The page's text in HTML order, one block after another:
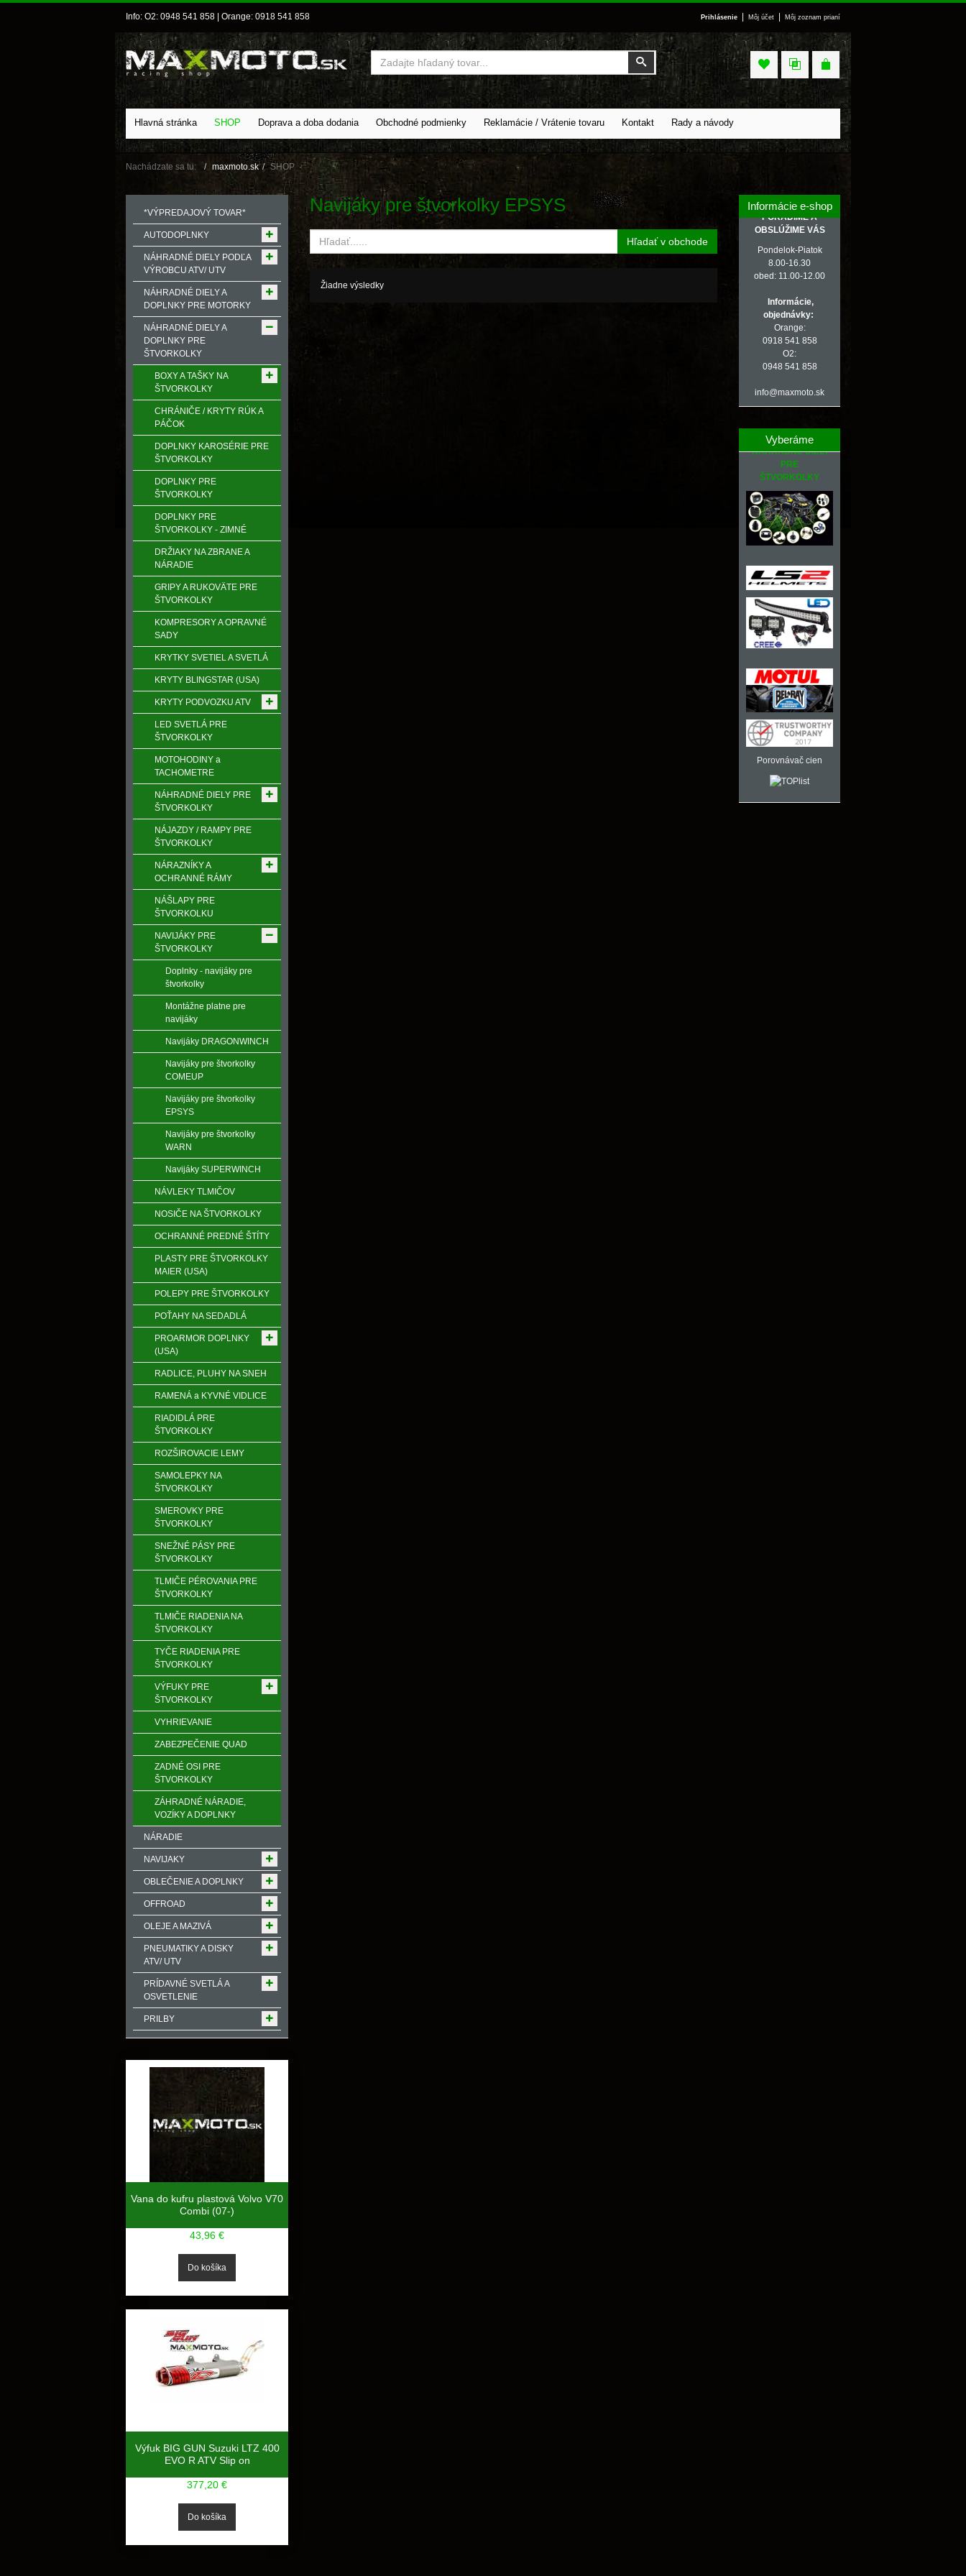
Info: O2: 0948 541 858 | Orange: 0918 541 858 Prihlásenie Môj účet Môj zoznam prianí
Vyhľadať
Vyhľadať
Hlavná stránka SHOP Doprava a doba dodania Obchodné podmienky Reklamácie / Vrátenie tovaru Kontakt Rady a návody
Nachádzate sa tu: maxmoto.sk SHOP
Navijáky pre štvorkolky EPSYS
Hľadať v obchode
Žiadne výsledky
*VÝPREDAJOVÝ TOVAR*
AUTODOPLNKY
NÁHRADNÉ DIELY PODĽA
VÝROBCU ATV/ UTV
NÁHRADNÉ DIELY A
DOPLNKY PRE MOTORKY
NÁHRADNÉ DIELY A
DOPLNKY PRE
ŠTVORKOLKY
BOXY A TAŠKY NA
ŠTVORKOLKY
CHRÁNIČE / KRYTY RÚK A
PÁČOK
DOPLNKY KAROSÉRIE PRE
ŠTVORKOLKY
DOPLNKY PRE
ŠTVORKOLKY
DOPLNKY PRE
ŠTVORKOLKY - ZIMNÉ
DRŽIAKY NA ZBRANE A
NÁRADIE
GRIPY A RUKOVӒTE PRE
ŠTVORKOLKY
KOMPRESORY A OPRAVNÉ
SADY
KRYTKY SVETIEL A SVETLÁ
KRYTY BLINGSTAR (USA)
KRYTY PODVOZKU ATV
LED SVETLÁ PRE
ŠTVORKOLKY
MOTOHODINY a
TACHOMETRE
NÁHRADNÉ DIELY PRE
ŠTVORKOLKY
NÁJAZDY / RAMPY PRE
ŠTVORKOLKY
NÁRAZNÍKY A
OCHRANNÉ RÁMY
NÁŠLAPY PRE
ŠTVORKOLKU
NAVIJÁKY PRE
ŠTVORKOLKY
Doplnky - navijáky pre
štvorkolky
Montážne platne pre
navijáky
Navijáky DRAGONWINCH
Navijáky pre štvorkolky
COMEUP
Navijáky pre štvorkolky
EPSYS
Navijáky pre štvorkolky
WARN
Navijáky SUPERWINCH
NÁVLEKY TLMIČOV
NOSIČE NA ŠTVORKOLKY
OCHRANNÉ PREDNÉ ŠTÍTY
PLASTY PRE ŠTVORKOLKY
MAIER (USA)
POLEPY PRE ŠTVORKOLKY
POŤAHY NA SEDADLÁ
PROARMOR DOPLNKY
(USA)
RADLICE, PLUHY NA SNEH
RAMENÁ a KYVNÉ VIDLICE
RIADIDLÁ PRE
ŠTVORKOLKY
ROZŠIROVACIE LEMY
SAMOLEPKY NA
ŠTVORKOLKY
SMEROVKY PRE
ŠTVORKOLKY
SNEŽNÉ PÁSY PRE
ŠTVORKOLKY
TLMIČE PÉROVANIA PRE
ŠTVORKOLKY
TLMIČE RIADENIA NA
ŠTVORKOLKY
TYČE RIADENIA PRE
ŠTVORKOLKY
VÝFUKY PRE
ŠTVORKOLKY
VYHRIEVANIE
ZABEZPEČENIE QUAD
ZADNÉ OSI PRE
ŠTVORKOLKY
ZÁHRADNÉ NÁRADIE,
VOZÍKY A DOPLNKY
NÁRADIE
NAVIJAKY
OBLEČENIE A DOPLNKY
OFFROAD
OLEJE A MAZIVÁ
PNEUMATIKY A DISKY
ATV/ UTV
PRÍDAVNÉ SVETLÁ A
OSVETLENIE
PRILBY
Vana do kufru plastová Volvo V70
Combi (07-)
43,96 €
Výfuk BIG GUN Suzuki LTZ 400
EVO R ATV Slip on
377,20 €
Informácie e-shop
PORADÍME A
OBSLÚŽIME VÁS
Pondelok-Piatok
8.00-16.30
obed: 11.00-12.00
Informácie,
objednávky:
Orange:
0918 541 858
O2:
0948 541 858
info@maxmoto.sk
Vyberáme
NÁHRADNÉ DIELY
PRE
ŠTVORKOLKY
Porovnávač cien